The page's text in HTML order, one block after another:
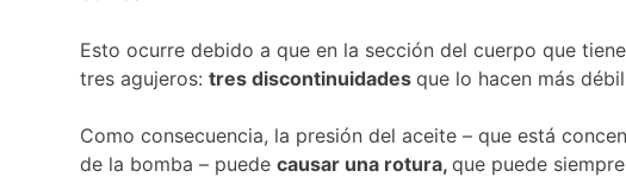
Esto ocurre debido a que en la sección del cuerpo que
tres agujeros:tres discontinuidadesque lo hacen más
Como consecuencia, la presión del aceite – que está
de la bomba – puedecausar una rotura,que puede